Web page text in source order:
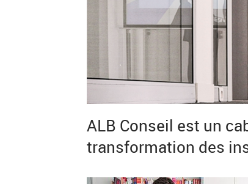
ALB Conseil est un
transformation des